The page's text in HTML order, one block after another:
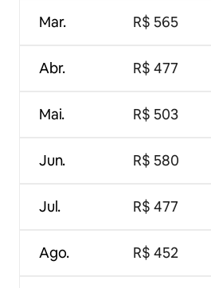
Mar.
Abr.
Mai.
Jun.
Jul.
Ago.
R$ 565
R$ 477
R$ 503
R$ 580
R$ 477
R$ 452